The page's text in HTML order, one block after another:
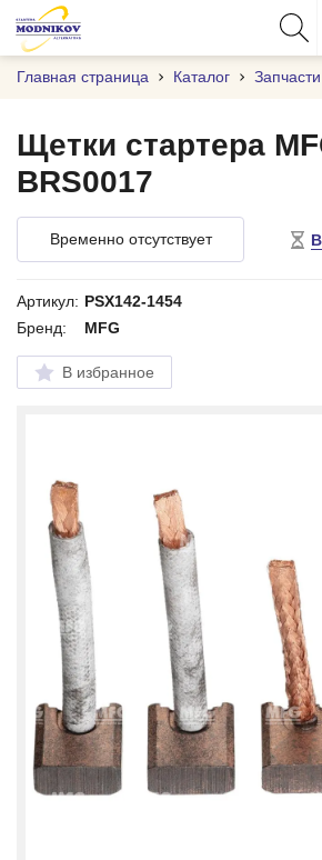
+375 (17)
+375 (29)
Главная страница Каталог
Временно отсутствует
Щетки стартера
BRS0017
Артикул: PSX142-1454
Бренд:
MFG
В избранное